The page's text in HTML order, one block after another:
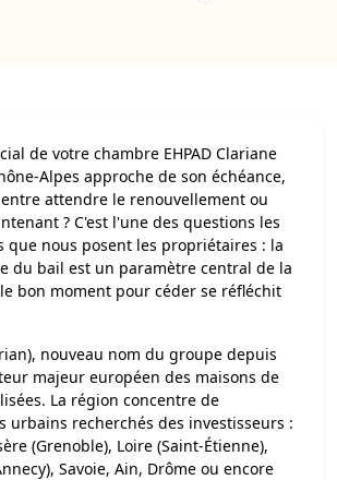
de votre chambre EHPAD Clariane
Alpes approche de son échéance,
attendre le renouvellement ou
? C'est l'une des questions les
que nous posent les propriétaires : la
du bail est un paramètre central de la
bon moment pour céder se réfléchit
nouveau nom du groupe depuis
majeur européen des maisons de
La région concentre de
urbains recherchés des investisseurs :
(Grenoble), Loire (Saint-Étienne),
Savoie, Ain, Drôme ou encore